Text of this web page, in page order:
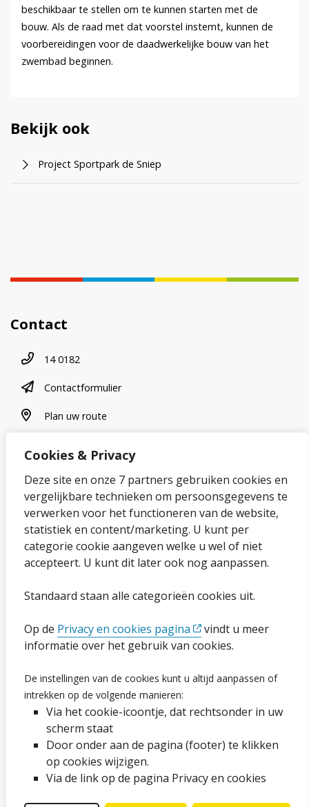
Cookies & Privacy
Deze site en onze 7 partners gebruiken cookies en
vergelijkbare technieken om persoonsgegevens te
verwerken voor het functioneren van de website,
statistiek en content/marketing. U kunt per
categorie cookie aangeven welke u wel of niet
accepteert. U kunt dit later ook nog aanpassen.
Standaard staan alle categorieën cookies uit.
Op de Privacy en cookies pagina
vindt u meer
informatie over het gebruik van cookies.
De instellingen van de cookies kunt u altijd aanpassen of
intrekken op de volgende manieren:
Via het cookie-icoontje, dat rechtsonder in uw
scherm staat
Door onder aan de pagina (footer) te klikken
op cookies wijzigen.
Via de link op de pagina Privacy en cookies
beschikbaar te stellen om te kunnen starten met de
bouw. Als de raad met dat voorstel instemt, kunnen de
voorbereidingen voor de daadwerkelijke bouw van het
zwembad beginnen.
Bekijk ook
Project Sportpark de Sniep
Contact
Telefoonnummer
14 0182
contactformulier
Contactformulier
plan uw route
Plan uw route
Over onze website
Sitemap
Privacybeleid en cookies
Cookies wijzigen
Ga naar de pagina
Proclaimer en copyright
Webarchief
Volg ons op social media